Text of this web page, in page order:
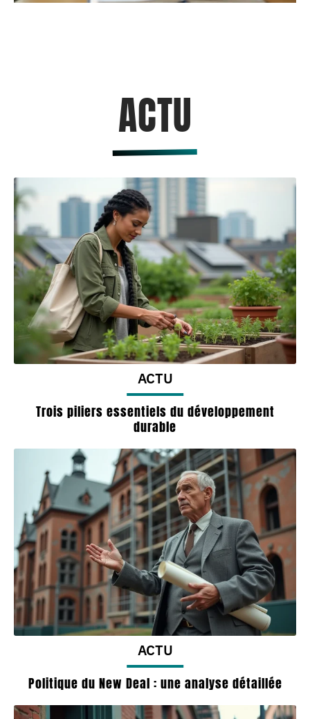
ACTU
ACTU
Trois piliers essentiels du développement
durable
ACTU
Politique du New Deal : une analyse détaillée